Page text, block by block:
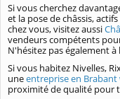
Si vous cherchez
et la pose de châssis,
chez vous, visitez aussi
vendeurs compétents
N'hésitez pas également
Si vous habitez Nivelles,
uneentreprise en Brabant
proximité de qualité pour